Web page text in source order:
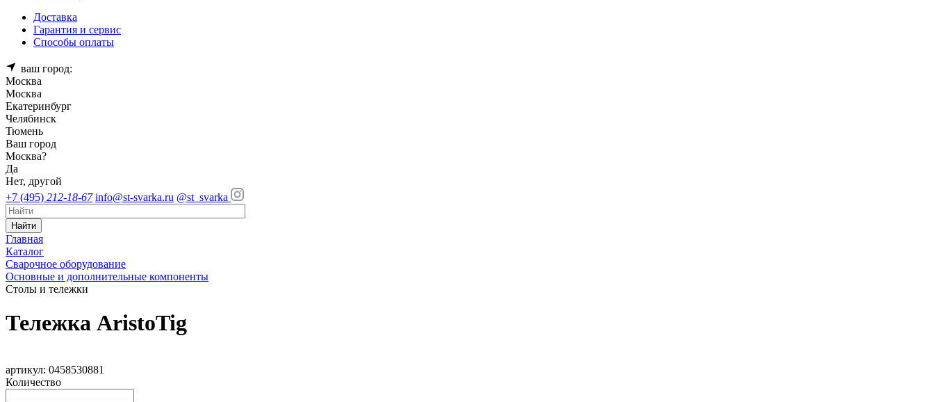
Доставка
Гарантия и сервис
Способы оплаты
ваш город:
Москва
Москва
Екатеринбург
Челябинск
Тюмень
Ваш город
Москва?
Да
Нет, другой
+7 (495) 212-18-67 info@st-svarka.ru @st_svarka
Найти
Главная
Каталог
Сварочное оборудование
Основные и дополнительные компоненты
Столы и тележки
Тележка AristoTig
артикул: 0458530881
Количество